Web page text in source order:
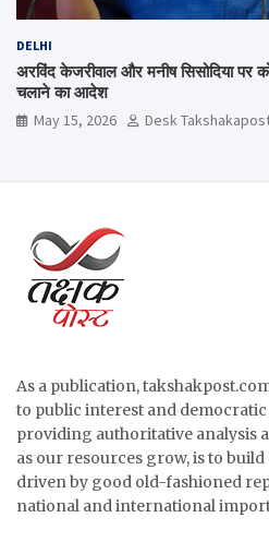
DELHI
अरविंद केजरीवाल और मनीष सिसोदिया पर
चलाने का आदेश
May 15, 2026 Desk
As a publication,
to public interest and
providing authoritative analysis
as our resources grow, is to
driven by good old-fashioned
national and international